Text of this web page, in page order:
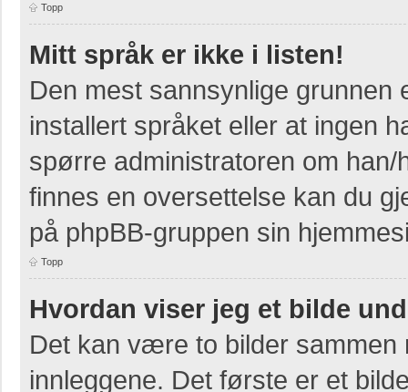
Topp
Mitt språk er ikke i listen!
Den mest sannsynlige grunnen
installert språket eller at ingen
spørre administratoren om
finnes en oversettelse kan du
på phpBB-gruppen sin
Topp
Hvordan viser jeg et bilde
Det kan være to bilder
innleggene. Det første er et